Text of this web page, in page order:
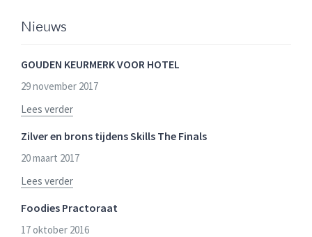
Nieuws
GOUDEN KEURMERK VOOR HOTEL
29 november 2017
Lees verder
Zilver en brons tijdens Skills The Finals
20 maart 2017
Lees verder
Foodies Practoraat
17 oktober 2016